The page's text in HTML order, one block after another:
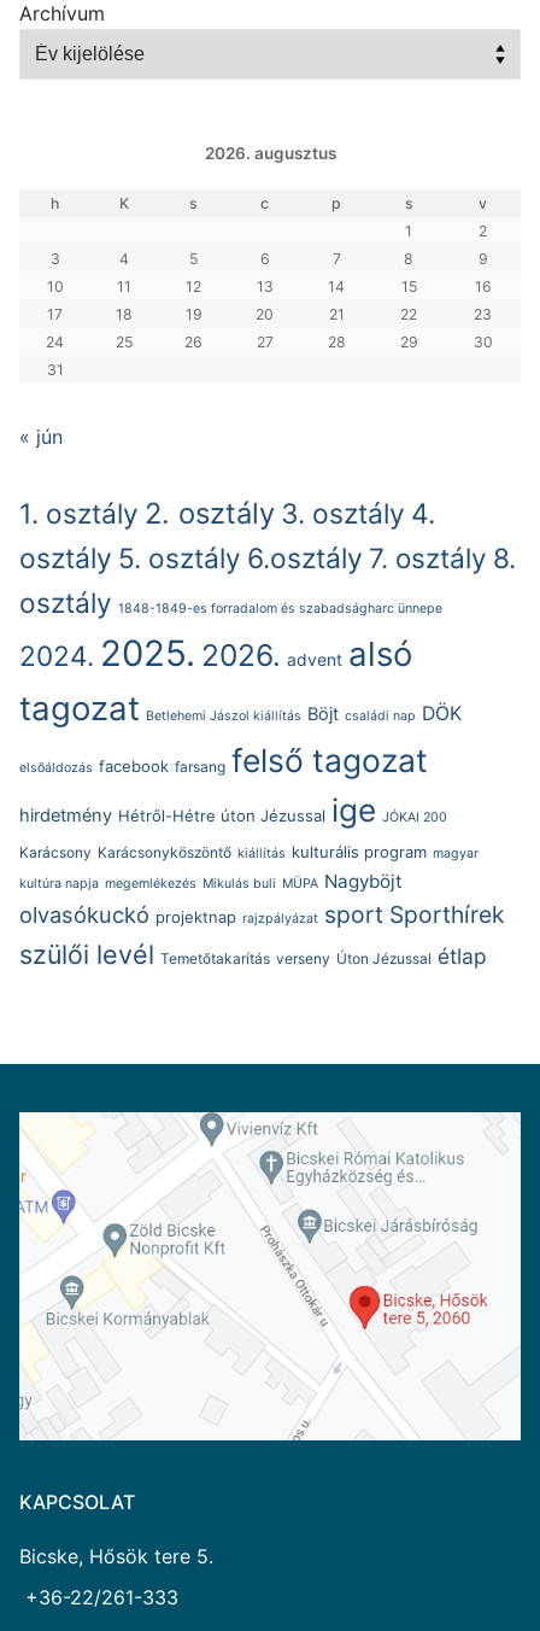
Archívum
2026. augusztus
h K s c p s
v
1
2
3
4 5 6 7 8
9
10
11 12 13 14 15
16
17
18 19 20 21 22
23
24
25 26 27 28 29
30
31
« jún
1. osztály 2. osztály 3. osztály 4.
osztály 5. osztály 6.osztály 7. osztály 8.
osztály 1848-1849-es forradalom és szabadságharc ünnepe
2024. 2025. 2026. advent alsó
tagozat Betlehemi Jászol kiállítás Böjt családi nap DÖK
elsőáldozás facebook farsang felső tagozat
hirdetmény Hétről-Hétre úton Jézussal ige JÓKAI 200
Karácsony Karácsonyköszöntő kiállítás kulturális program magyar
kultúra napja megemlékezés Mikulás buli MÜPA Nagyböjt
olvasókuckó projektnap rajzpályázat sport Sporthírek
szülői levél Temetőtakarítás verseny Úton Jézussal étlap
KAPCSOLAT
Bicske, Hősök tere 5.
+36-22/261-333